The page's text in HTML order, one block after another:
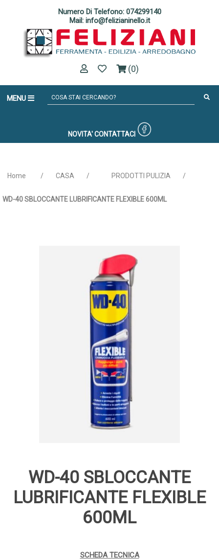
Numero Di Telefono: 074299140
Mail: info@felizianinello.it
(0)
MENU
NOVITA' CONTATTACI
Home / CASA / PRODOTTI PULIZIA /
WD-40 SBLOCCANTE LUBRIFICANTE FLEXIBLE 600ML
WD-40 SBLOCCANTE
LUBRIFICANTE FLEXIBLE
600ML
SCHEDA TECNICA